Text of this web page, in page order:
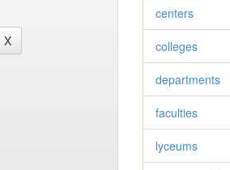
centers
colleges
departments
faculties
lyceums